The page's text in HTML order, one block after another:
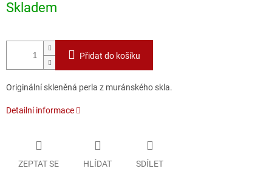
cena:
Skladem
Přidat do košíku
Originální skleněná perla z muránského skla.
Detailní informace
ZEPTAT SE HLÍDAT SDÍLET